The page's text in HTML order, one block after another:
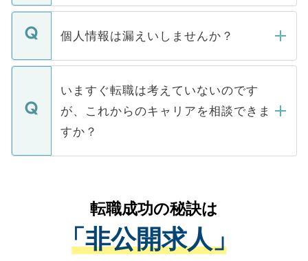
ません。
■応募殺到を避けるため 人気のある医療機
関を公にしてしまうと、応募が殺到する場
に、医療機関が求める条件に合った人材の
みを人材紹介会社に依頼するケースが増え
ています。
転職・入職を強要することは一切ありませ
ん。また、仮に応募先から内定をいただい
定を承諾する必要はありません。内定先へ
の辞退の連絡はキャリアパートナーが行い
個人情報は漏えいしませんか？
個人情報が漏えいすることはありませんの
で、ご安心ください。当サイトからの登録
などで収集したご登録者様の個人情報は、
ご本人のキャリアアップおよび転職活動の
支援を目的に使用いたします。お預かりし
ているすべての個人データはご本人の許可
は、個人情報の取り扱いについての厳密な
管理基準を満たした事業者のみに付与され
る、プライバシーマークを取得済みです。
いますぐ転職は考えていないのです
が、これからのキャリアを相談できま
すか？
かがいして、現在の医療機関の状況や紹介
経験をまじえながら、適切なアドバイスを
させていただきます。すぐにご転職をされ
ない方には、長期的なサポートが可能です
転職成功の秘訣は
「非公開求人」